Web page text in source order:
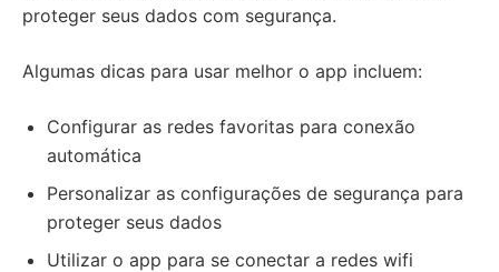
proteger seus dados com segurança.
Algumas dicas para usar melhor o app incluem:
Configurar as redes favoritas para conexão
automática
Personalizar as configurações de segurança para
proteger seus dados
Utilizar o app para se conectar a redes wifi